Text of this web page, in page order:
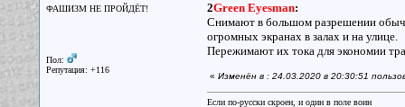
ФАШИЗМ НЕ ПРОЙДЁТ!
Пол:
Репутация: +116
2Green Eyesman:
Снимают в большом разрешении
огромных экранах в залах и на улице.
Пережимают их тока для экономии
« Изменён в : 24.03.2020 в 20:30:51
Если по-русски скроен, и один в поле воин